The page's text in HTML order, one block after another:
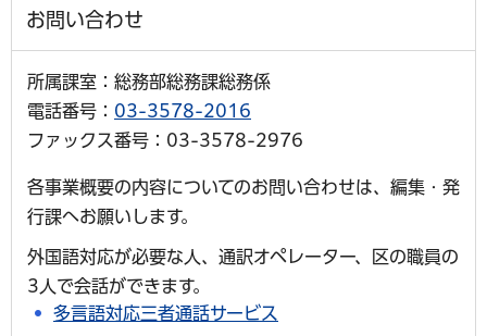
お問い合わせ
所属課室：総務部総務課総務係
電話番号： 03-3578-2016
ファックス番号：03-3578-2976
各事業概要の内容についてのお問い合わせは、編集・発
行課へお願いします。
外国語対応が必要な人、通訳オペレーター、区の職員の
3人で会話ができます。
多言語対応三者通話サービス